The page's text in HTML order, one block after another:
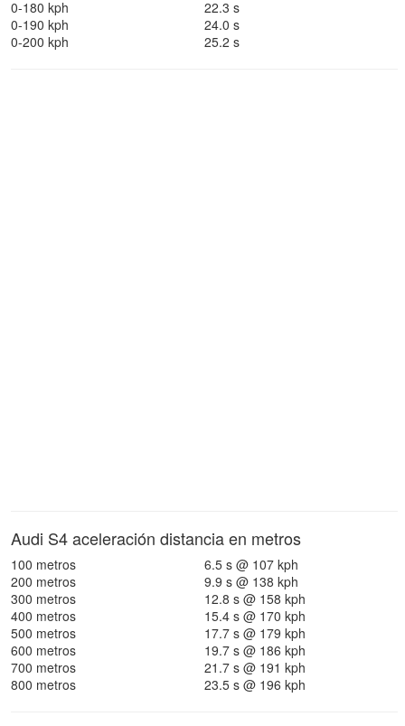
0-180 kph
22.3 s
0-190 kph
24.0 s
0-200 kph
25.2 s
Audi S4 aceleración distancia en metros
100 metros
6.5 s @ 107 kph
200 metros
9.9 s @ 138 kph
300 metros
12.8 s @ 158 kph
400 metros
15.4 s @ 170 kph
500 metros
17.7 s @ 179 kph
600 metros
19.7 s @ 186 kph
700 metros
21.7 s @ 191 kph
800 metros
23.5 s @ 196 kph